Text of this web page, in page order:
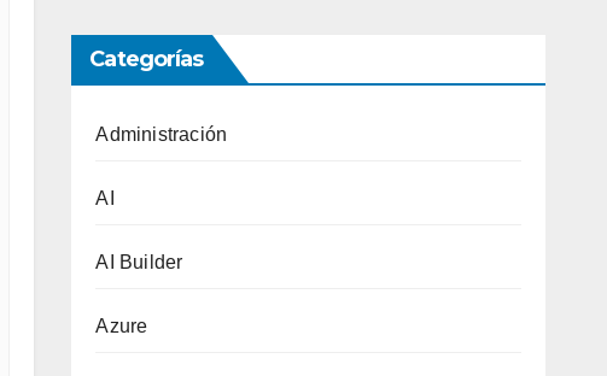
Categorías
Administración
AI
AI Builder
Azure